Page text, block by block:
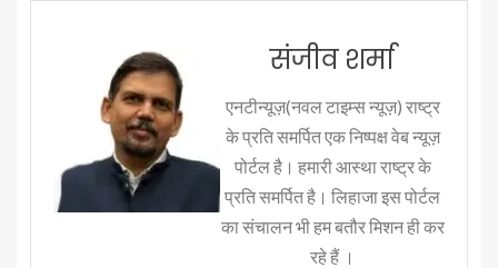
संजीव शर्मा
एनटीन्यूज़(नवल टाइम्स न्यूज़) राष्ट्र
के प्रति समर्पित एक निष्पक्ष वेब न्यूज़
पोर्टल है। हमारी आस्था राष्ट्र के
प्रति समर्पित है। लिहाजा इस पोर्टल
का संचालन भी हम बतौर मिशन ही कर
रहे हैं ।